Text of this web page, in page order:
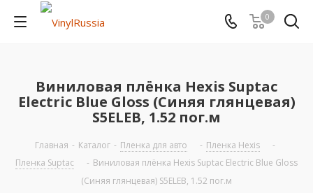
0
Виниловая плёнка Hexis Suptac
Electric Blue Gloss (Синяя глянцевая)
S5ELEB, 1.52 пог.м
Главная - Каталог - Пленка для авто - Пленка Hexis
-
Пленка Suptac
- Виниловая плёнка Hexis Suptac Electric Blue Gloss
(Синяя глянцевая) S5ELEB, 1.52 пог.м